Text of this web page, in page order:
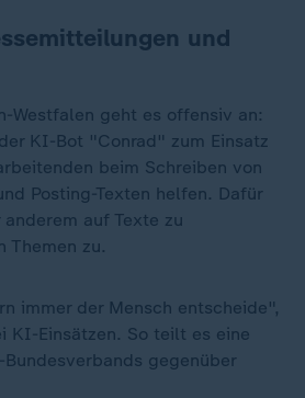
und
Westfalen geht es offensiv an:
KI-Bot "Conrad" zum Einsatz
beim Schreiben von
Posting-Texten helfen. Dafür
auf Texte zu
Themen zu.
immer der Mensch entscheide",
KI-Einsätzen. So teilt es eine
gegenüber